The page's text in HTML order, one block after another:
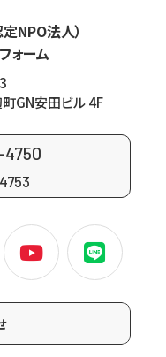
NPO法人）
ォーム
GN安田ビル 4F